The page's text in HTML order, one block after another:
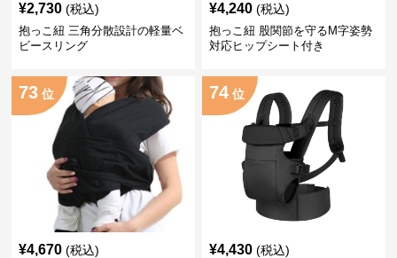
¥2,730 (税込)
抱っこ紐 三角分散設計の軽量ベ
ビースリング
¥4,240 (税込)
抱っこ紐 股関節を守るM字姿勢
対応ヒップシート付き
73 位
¥4,670 (税込)
74 位
¥4,430 (税込)